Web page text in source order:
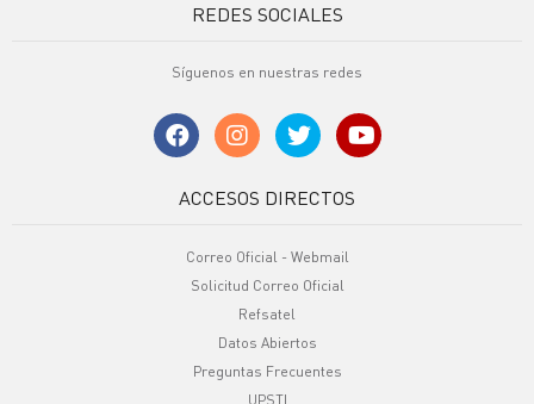
REDES SOCIALES
Síguenos en nuestras redes
ACCESOS DIRECTOS
Correo Oficial - Webmail
Solicitud Correo Oficial
Refsatel
Datos Abiertos
Preguntas Frecuentes
UPSTI